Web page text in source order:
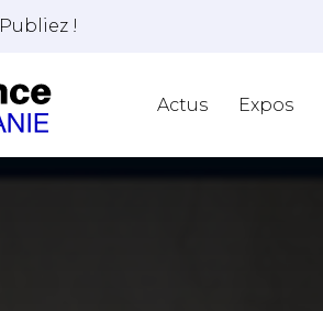
Publiez !
Actus Expos